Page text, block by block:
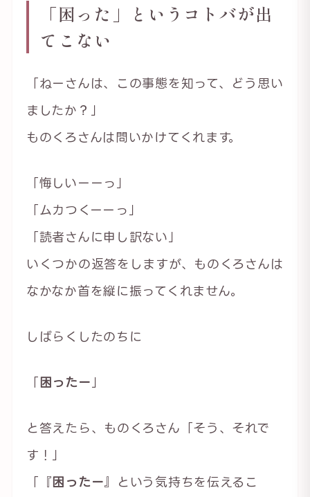
「困った」というコトバが出
てこない
「ねーさんは、この事態を知って、どう思い
ましたか？」
ものくろさんは問いかけてくれます。
「悔しいーーっ」
「ムカつくーーっ」
「読者さんに申し訳ない」
いくつかの返答をしますが、ものくろさんは
なかなか首を縦に振ってくれません。
しばらくしたのちに
困ったー
と答えたら、ものくろさん「そう、それで
す！」
「『 困ったー』という気持ちを伝えるこ